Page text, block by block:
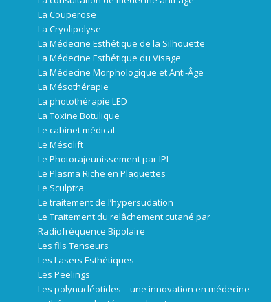
La Couperose
La Cryolipolyse
La Médecine Esthétique de la Silhouette
La Médecine Esthétique du Visage
La Médecine Morphologique et Anti-Âge
La Mésothérapie
La photothérapie LED
La Toxine Botulique
Le cabinet médical
Le Mésolift
Le Photorajeunissement par IPL
Le Plasma Riche en Plaquettes
Le Sculptra
Le traitement de l’hypersudation
Le Traitement du relâchement cutané par
Radiofréquence Bipolaire
Les fils Tenseurs
Les Lasers Esthétiques
Les Peelings
Les polynucléotides – une innovation en médecine